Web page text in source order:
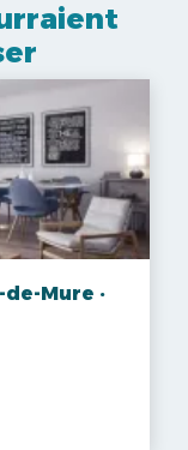
Mure ·